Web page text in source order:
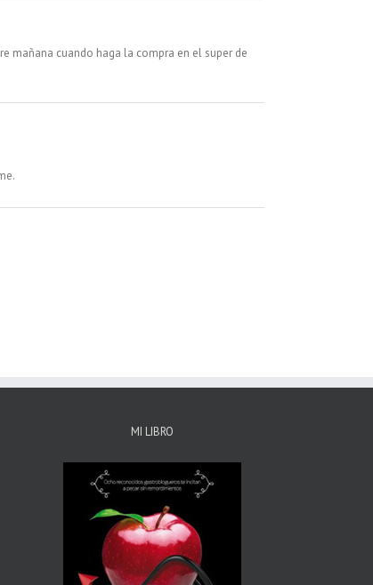
mañana cuando haga la compra en el super de
MI LIBRO